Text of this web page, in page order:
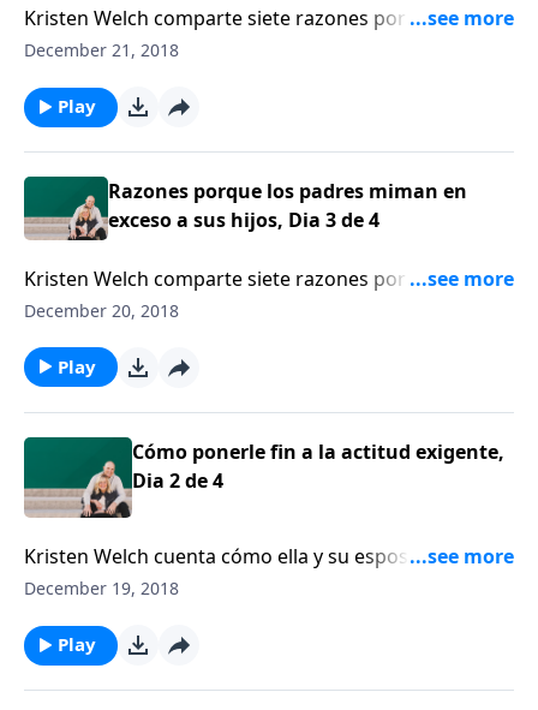
nuestro continente. Pero puede ser que lo que nos
viene a la mente cuando pensamos en los sin techo
DiMarco.
Kristen Welch comparte siete razones por las que los
padres miman en exceso a sus hijos, lo que resulta en
December 21, 2018
Play
Razones porque los padres miman en
exceso a sus hijos, Dia 3 de 4
Kristen Welch comparte siete razones por las que los
padres miman en exceso a sus hijos, lo que resulta en
December 20, 2018
Play
Cómo ponerle fin a la actitud exigente,
Dia 2 de 4
Kristen Welch cuenta cómo ella y su esposo podaron
la mentalidad de exigencia de su hijo, antes de que
December 19, 2018
Play